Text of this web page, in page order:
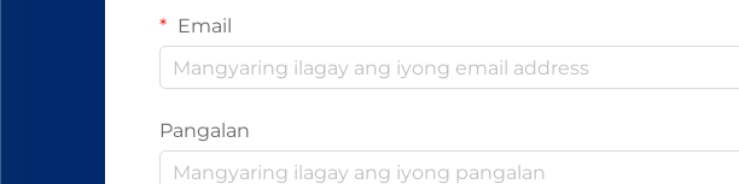
Email
Pangalan